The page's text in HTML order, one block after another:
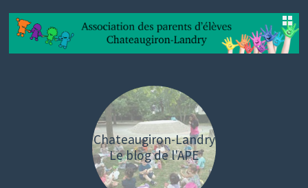
Chateaugiron-Landry
Le blog de l'APE
SKIP